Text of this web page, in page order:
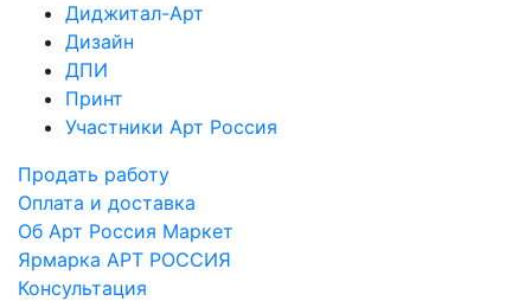
Диджитал-Арт
Дизайн
ДПИ
Принт
Участники Арт Россия
Продать работу
Оплата и доставка
Об Арт Россия Маркет
Ярмарка АРТ РОССИЯ
Консультация